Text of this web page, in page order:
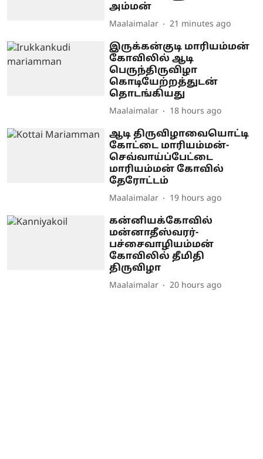
அம்மன்
Maalaimalar 21 minutes ago
இருக்கன்குடி மாரியம்மன்
கோவிலில் ஆடி
பெருந்திருவிழா
கொடியேற்றத்துடன்
தொடங்கியது
Maalaimalar 18 hours ago
ஆடி திருவிழாவையொட்டி
கோட்டை மாரியம்மன்-
செவ்வாய்ப்பேட்டை
மாரியம்மன் கோவில்
தேரோட்டம்
Maalaimalar 19 hours ago
கன்னியக்கோவில்
மன்னாதீஸ்வரர்-
பச்சைவாழியம்மன்
கோவிலில் தீமிதி
திருவிழா
Maalaimalar 20 hours ago